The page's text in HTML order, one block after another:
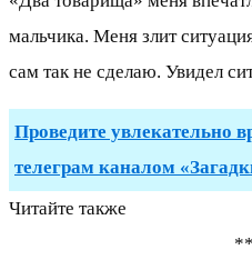
мальчика. Меня злит
сам так не сделаю. Увидел
Проведите увлекательно
телеграм каналом
Читайте также